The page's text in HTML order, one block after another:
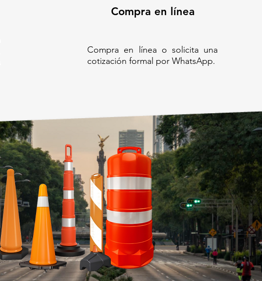
Compra en línea
Compra en línea o solicita una
cotización formal por WhatsApp.